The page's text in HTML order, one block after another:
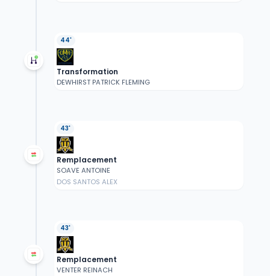
44'
Transformation
DEWHIRST PATRICK FLEMING
43'
Remplacement
SOAVE ANTOINE
DOS SANTOS ALEX
43'
Remplacement
VENTER REINACH